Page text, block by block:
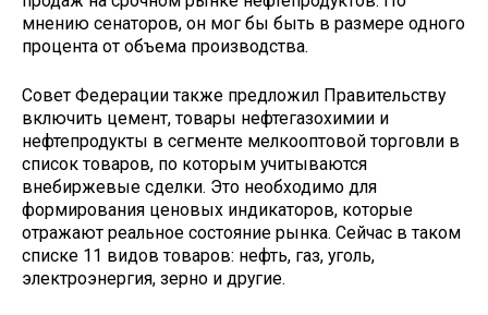
мнению сенаторов, он мог бы быть в размере одного
процента от объема производства.
Совет Федерации также предложил Правительству
включить цемент, товары нефтегазохимии и
нефтепродукты в сегменте мелкооптовой торговли в
список товаров, по которым учитываются
внебиржевые сделки. Это необходимо для
формирования ценовых индикаторов, которые
отражают реальное состояние рынка. Сейчас в таком
списке 11 видов товаров: нефть, газ, уголь,
электроэнергия, зерно и другие.